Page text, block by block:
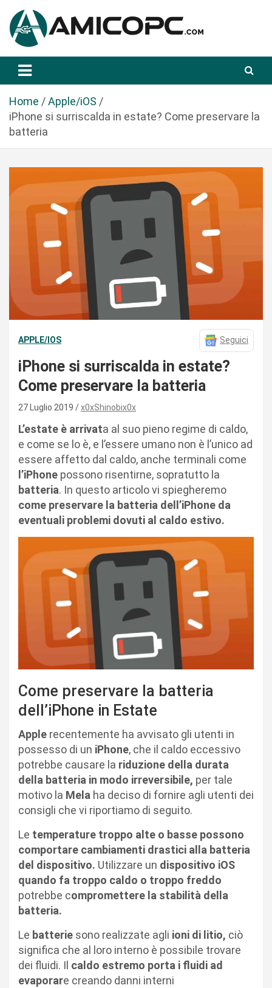
a
Amicopc.com
Home
Apple/iOS
iPhone si surriscalda in estate? Come preservare la
batteria
APPLE/IOS Seguici
iPhone si surriscalda in estate?
Come preservare la batteria
27 Luglio 2019 x0xShinobix0x
L’estate è arrivata al suo pieno regime di caldo,
e come se lo è, e l’essere umano non è l’unico ad
essere affetto dal caldo, anche terminali come
l’iPhone possono risentirne, sopratutto la
batteria. In questo articolo vi spiegheremo
come preservare la batteria dell’iPhone da
eventuali problemi dovuti al caldo estivo.
Come preservare la batteria
dell’iPhone in Estate
Apple recentemente ha avvisato gli utenti in
possesso di un iPhone, che il caldo eccessivo
potrebbe causare la riduzione della durata
della batteria in modo irreversibile, per tale
motivo la Mela ha deciso di fornire agli utenti dei
consigli che vi riportiamo di seguito.
Le temperature troppo alte o basse possono
comportare cambiamenti drastici alla batteria
del dispositivo. Utilizzare un dispositivo iOS
quando fa troppo caldo o troppo freddo
potrebbe compromettere la stabilità della
batteria.
Le batterie sono realizzate agli ioni di litio, ciò
significa che al loro interno è possibile trovare
dei fluidi. Il caldo estremo porta i fluidi ad
evaporare creando danni interni